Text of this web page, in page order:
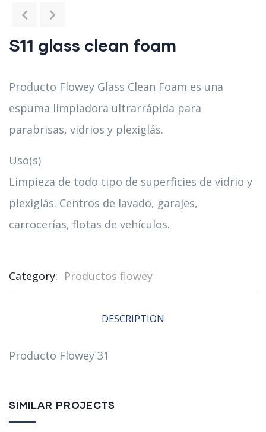
S11 glass clean foam
Producto Flowey Glass Clean Foam es una
espuma limpiadora ultrarrápida para
parabrisas, vidrios y plexiglás.
Uso(s)
Limpieza de todo tipo de superficies de vidrio y
plexiglás. Centros de lavado, garajes,
carrocerías, flotas de vehículos.
Category: Productos flowey
DESCRIPTION
Producto Flowey 31
SIMILAR PROJECTS